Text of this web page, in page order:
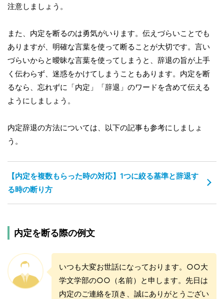
注意しましょう。
また、内定を断るのは勇気がいります。伝えづらいことでも
ありますが、明確な言葉を使って断ることが大切です。言い
づらいからと曖昧な言葉を使ってしまうと、辞退の旨が上手
く伝わらず、迷惑をかけてしまうこともあります。内定を断
るなら、忘れずに「内定」「辞退」のワードを含めて伝える
ようにしましょう。
内定辞退の方法については、以下の記事も参考にしましょ
う。
【内定を複数もらった時の対応】1つに絞る基準と辞退す
る時の断り方
内定を断る際の例文
いつも大変お世話になっております。○○大
学文学部の○○（名前）と申します。先日は
内定のご連絡を頂き、誠にありがとうござい